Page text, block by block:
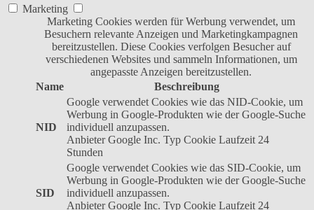
Marketing
Marketing Cookies werden für Werbung verwendet, um
Besuchern relevante Anzeigen und Marketingkampagnen
bereitzustellen. Diese Cookies verfolgen Besucher auf
verschiedenen Websites und sammeln Informationen, um
angepasste Anzeigen bereitzustellen.
Name
Beschreibung
NID
Google verwendet Cookies wie das NID-Cookie, um
Werbung in Google-Produkten wie der Google-Suche
individuell anzupassen.
Anbieter Google Inc. Typ Cookie Laufzeit 24
Stunden
SID
Google verwendet Cookies wie das SID-Cookie, um
Werbung in Google-Produkten wie der Google-Suche
individuell anzupassen.
Anbieter Google Inc. Typ Cookie Laufzeit 24